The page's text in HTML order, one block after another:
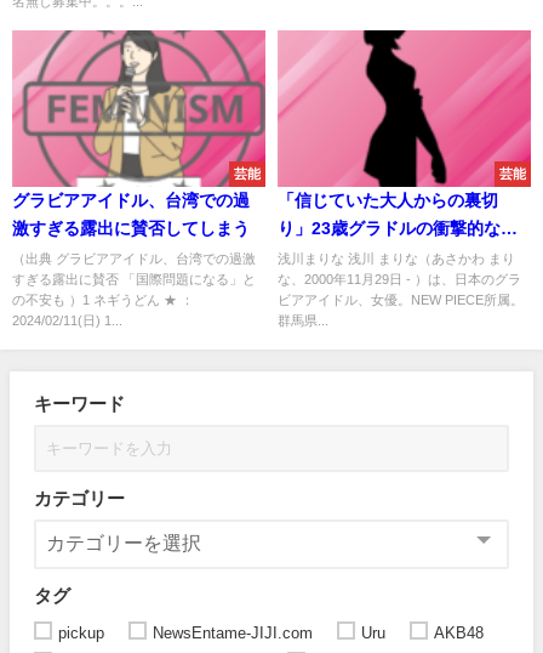
芸能
グラビアアイドル、台湾での過
激すぎる露出に賛否してしまう
（出典 グラビアアイドル、台湾での過激
すぎる露出に賛否 「国際問題になる」と
の不安も ）1 ネギうどん ★ ：
2024/02/11(日) 1...
芸能
「信じていた大人からの裏切
り」23歳グラドルの衝撃的な芸
能界引退
浅川まりな 浅川 まりな（あさかわ まり
な、2000年11月29日 - ）は、日本のグラ
ビアアイドル、女優。NEW PIECE所属。
群馬県...
キーワード
カテゴリー
タグ
pickup NewsEntame-JIJI.com Uru
AKB48